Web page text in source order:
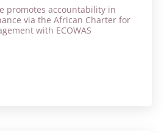
promotes accountability in
via the African Charter for
with ECOWAS